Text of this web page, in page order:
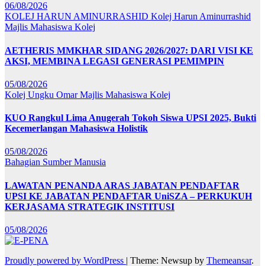
06/08/2026
KOLEJ HARUN AMINURRASHID Kolej Harun Aminurrashid
Majlis Mahasiswa Kolej
AETHERIS MMKHAR SIDANG 2026/2027: DARI VISI KE
AKSI, MEMBINA LEGASI GENERASI PEMIMPIN
05/08/2026
Kolej Ungku OmarMajlis Mahasiswa Kolej
KUO Rangkul Lima Anugerah Tokoh Siswa UPSI 2025, Bukti
Kecemerlangan Mahasiswa Holistik
05/08/2026
Bahagian Sumber Manusia
LAWATAN PENANDA ARAS JABATAN PENDAFTAR
UPSI KE JABATAN PENDAFTAR UniSZA – PERKUKUH
KERJASAMA STRATEGIK INSTITUSI
05/08/2026
Proudly powered by WordPress | Theme: Newsup by Themeansar.